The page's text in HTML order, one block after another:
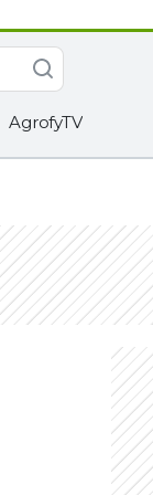
AgrofyTV